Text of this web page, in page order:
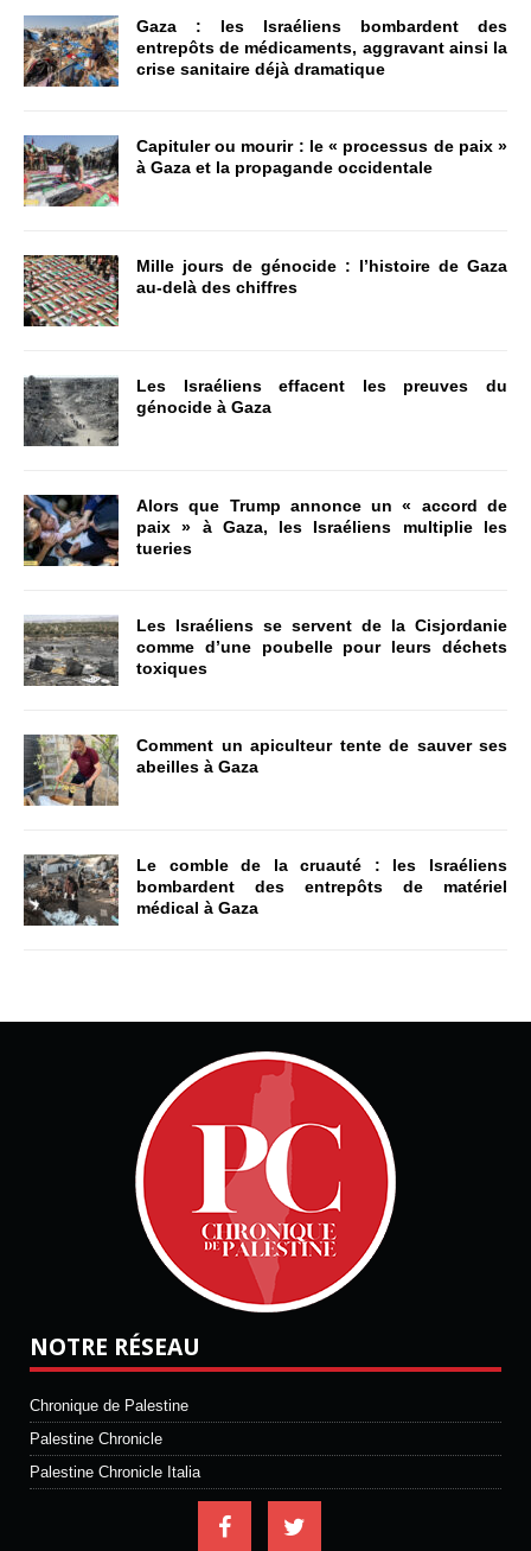
Gaza : les Israéliens bombardent des
entrepôts de médicaments, aggravant ainsi la
crise sanitaire déjà dramatique
Capituler ou mourir : le « processus de paix »
à Gaza et la propagande occidentale
Mille jours de génocide : l’histoire de Gaza
au-delà des chiffres
Les Israéliens effacent les preuves du
génocide à Gaza
Alors que Trump annonce un « accord de
paix » à Gaza, les Israéliens multiplie les
tueries
Les Israéliens se servent de la Cisjordanie
comme d’une poubelle pour leurs déchets
toxiques
Comment un apiculteur tente de sauver ses
abeilles à Gaza
Le comble de la cruauté : les Israéliens
bombardent des entrepôts de matériel
médical à Gaza
NOTRE RÉSEAU
Chronique de Palestine
Palestine Chronicle
Palestine Chronicle Italia